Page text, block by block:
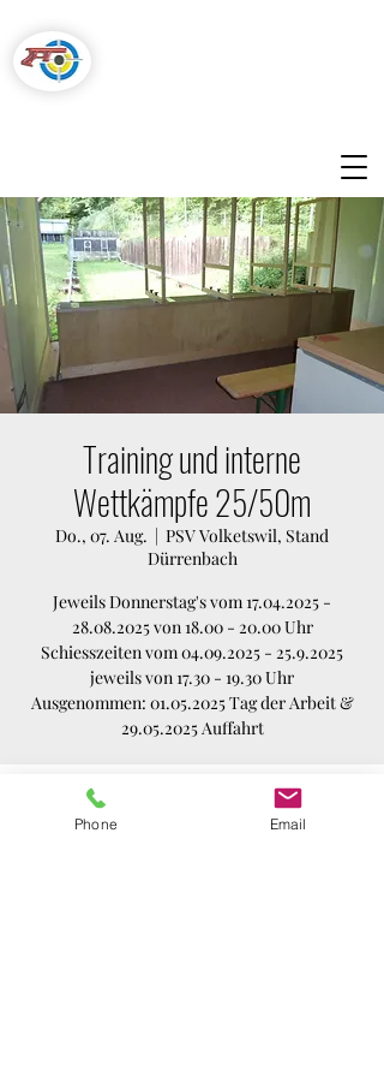
Training und interne
Wettkämpfe 25/50m
Do., 07. Aug.
  |
PSV Volketswil, Stand
Dürrenbach
Jeweils Donnerstag's vom 17.04.2025 -
28.08.2025 von 18.00 - 20.00 Uhr
Schiesszeiten vom 04.09.2025 - 25.9.2025
jeweils von 17.30 - 19.30 Uhr
Ausgenommen: 01.05.2025 Tag der Arbeit &
29.05.2025 Auffahrt
Zeit & Ort
Phone Email